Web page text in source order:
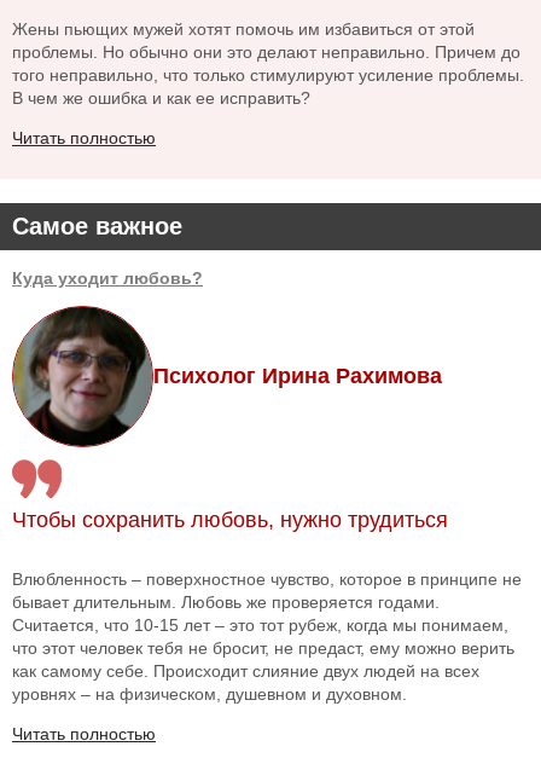
Самое важное
Куда уходит любовь?
Психолог Ирина Рахимова
Чтобы сохранить любовь, нужно трудиться
Влюбленность – поверхностное чувство, которое в принципе не
бывает длительным. Любовь же проверяется годами.
Считается, что 10-15 лет – это тот рубеж, когда мы понимаем,
что этот человек тебя не бросит, не предаст, ему можно верить
как самому себе. Происходит слияние двух людей на всех
уровнях – на физическом, душевном и духовном.
Читать полностью
Жены пьющих мужей хотят помочь им избавиться от этой
проблемы. Но обычно они это делают неправильно. Причем до
того неправильно, что только стимулируют усиление проблемы.
В чем же ошибка и как ее исправить?
Читать полностью